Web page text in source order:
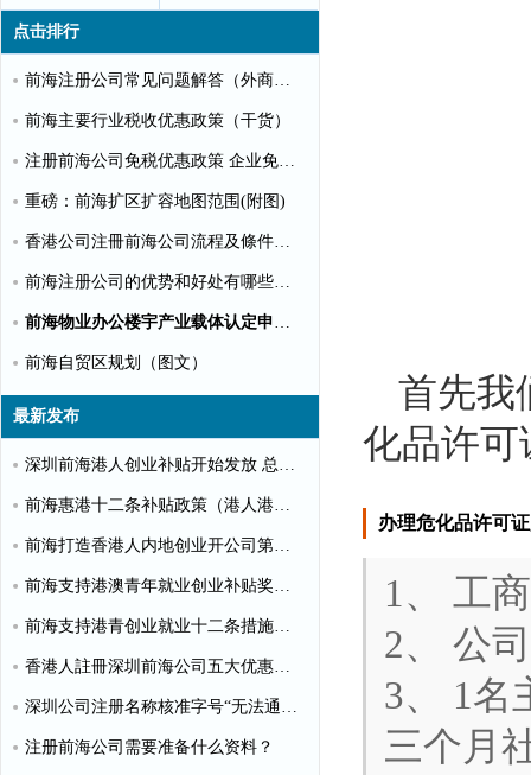
首先我
化品许可
办理危化品许可
1、 工
2、 公
3、 1名
三个月
点击排行
前海注册公司常见问题解答（外商投资）
前海主要行业税收优惠政策（干货）
注册前海公司免税优惠政策 企业免税10%个人可全免
重磅：前海扩区扩容地图范围(附图)
香港公司注冊前海公司流程及條件【圖文】
前海注册公司的优势和好处有哪些？（推荐）
前海物业办公楼宇产业载体认定申请指南（第一批）
前海自贸区规划（图文）
最新发布
深圳前海港人创业补贴开始发放 总额超千万
前海惠港十二条补贴政策（港人港企补贴政策）
前海打造香港人内地创业开公司第一站
前海支持港澳青年就业创业补贴奖励申请办理清单
前海支持港青创业就业十二条措施（惠港政策原文）
香港人註冊深圳前海公司五大优惠政策
深圳公司注册名称核准字号“无法通过”怎么办？
注册前海公司需要准备什么资料？